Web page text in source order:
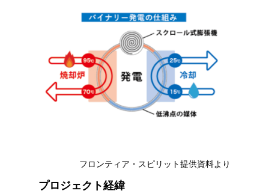
フロンティア・スピリット提供資料より
プロジェクト経緯